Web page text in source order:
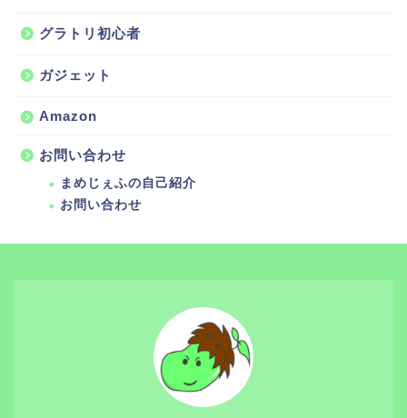
グラトリ初心者
ガジェット
Amazon
お問い合わせ
まめじぇふの自己紹介
お問い合わせ